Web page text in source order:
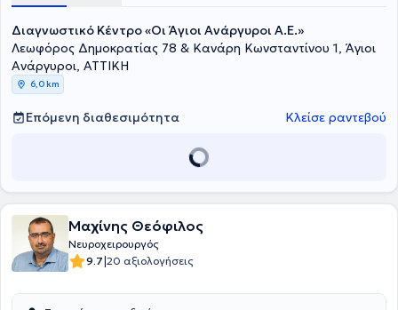
Διαγνωστικό Κέντρο «Οι Άγιοι Ανάργυροι Α.Ε.»
Λεωφόρος Δημοκρατίας 78 & Κανάρη Κωνσταντίνου 1, Άγιοι
Ανάργυροι, ΑΤΤΙΚΗ
6,0 km
Επόμενη διαθεσιμότητα Κλείσε ραντεβού
Μαχίνης Θεόφιλος
Νευροχειρουργός
9.7|20 αξιολογήσεις